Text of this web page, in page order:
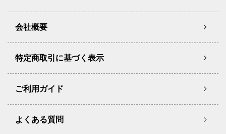
会社概要
特定商取引に基づく表示
ご利用ガイド
よくある質問